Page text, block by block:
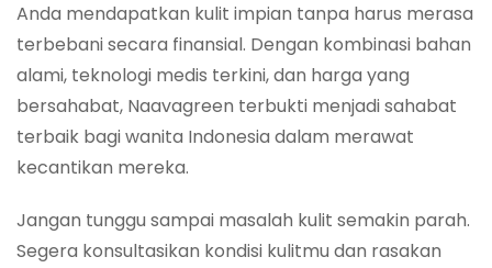
Anda mendapatkan kulit impian tanpa harus merasa
terbebani secara finansial. Dengan kombinasi bahan
alami, teknologi medis terkini, dan harga yang
bersahabat, Naavagreen terbukti menjadi sahabat
terbaik bagi wanita Indonesia dalam merawat
kecantikan mereka.
Jangan tunggu sampai masalah kulit semakin parah.
Segera konsultasikan kondisi kulitmu dan rasakan